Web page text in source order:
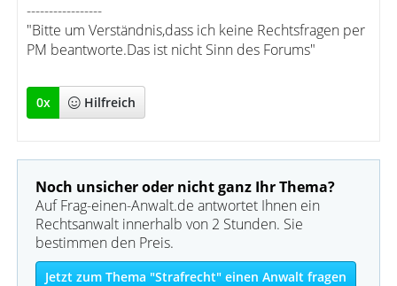
-----------------
"Bitte um Verständnis,dass ich keine Rechtsfragen per
PM beantworte.Das ist nicht Sinn des Forums"
0x Hilfreich
Noch unsicher oder nicht ganz Ihr Thema?
Auf Frag-einen-Anwalt.de antwortet Ihnen ein
Rechtsanwalt innerhalb von 2 Stunden. Sie
bestimmen den Preis.
Jetzt zum Thema "Strafrecht" einen Anwalt fragen